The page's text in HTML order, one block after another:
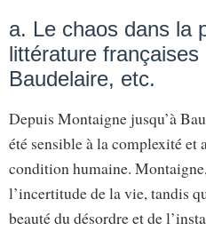
a. Le chaos dans la
littérature françaises
Baudelaire, etc.
Depuis Montaigne jusqu’à
été sensible à la complexité et
condition humaine.
l’incertitude de la vie, tandis
beauté du désordre et de